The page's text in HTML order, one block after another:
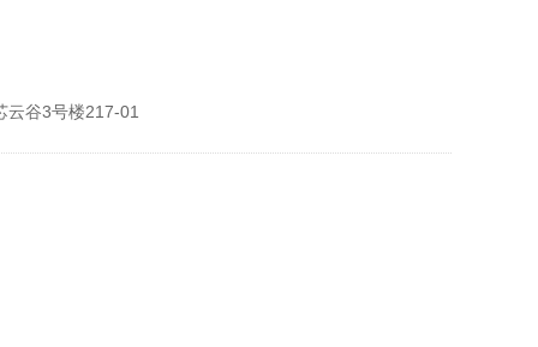
云谷3号楼217-01